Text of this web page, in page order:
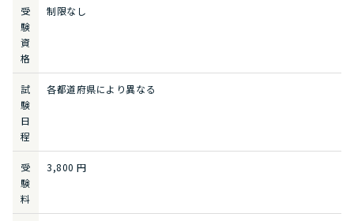
受
験
資
格
制限なし
試
験
日
程
各都道府県により異なる
受
験
料
3,800 円